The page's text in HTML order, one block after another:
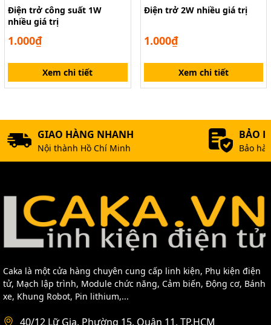
Điện trở công suất 1W
nhiều giá trị
1.000₫
Xem chi tiết
Điện trở 2W nhiều giá trị
1.000₫
Xem chi tiết
GIAO HÀNG NHANH
Nội thành Hồ Chí Minh
BẢO
Bảo
Caka là một cửa hàng chuyên cung cấp linh kiện, Phụ kiện điện
tử, Mạch lập trình, Module chức năng, Cảm biến, Động cơ, Bánh
xe, Khung Robot, Pin lithium,...
40/12 Lữ Gia, Phường 15, Quận 11, TP.HCM